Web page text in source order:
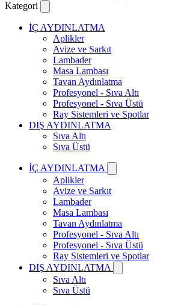
Kategori
İÇ AYDINLATMA
Aplikler
Avize ve Sarkıt
Lambader
Masa Lambası
Tavan Aydınlatma
Profesyonel - Sıva Altı
Profesyonel - Sıva Üstü
Ray Sistemleri ve Spotlar
DIŞ AYDINLATMA
Sıva Altı
Sıva Üstü
İÇ AYDINLATMA
Aplikler
Avize ve Sarkıt
Lambader
Masa Lambası
Tavan Aydınlatma
Profesyonel - Sıva Altı
Profesyonel - Sıva Üstü
Ray Sistemleri ve Spotlar
DIŞ AYDINLATMA
Sıva Altı
Sıva Üstü